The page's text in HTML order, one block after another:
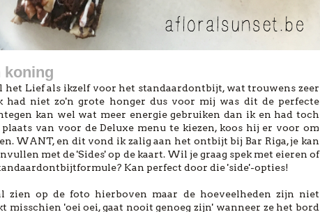
koning
het Lief als ikzelf voor het standaardontbijt, wat trouwens zeer
had niet zo'n grote honger dus voor mij was dit de perfecte
kan wel wat meer energie gebruiken dan ik en had toch
van voor de Deluxe menu te kiezen, koos hij er voor om
WANT, en dit vond ik zalig aan het ontbijt bij Bar Riga, je kan
met de 'Sides' op de kaart. Wil je graag spek met eieren of
Kan perfect door die 'side'-opties!
zien op de foto hierboven maar de hoeveelheden zijn niet
misschien 'oei oei, gaat nooit genoeg zijn' wanneer ze het bord